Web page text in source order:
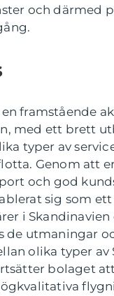
och därmed
en framstående
med ett brett
typer av
Genom att
och god
sig som
i
de utmaningar
olika typer av
bolaget